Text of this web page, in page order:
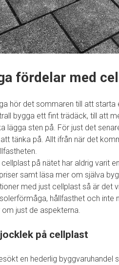
fördelar med
hör det sommaren till att
bygga ett fint trädäck, till att
lägga sten på. För just det
tänka på. Allt ifrån när det
på nätet har aldrig varit
samt läsa mer om själva
med just cellplast så är det
hållfasthet och inte
om just de aspekterna.
på cellplast
en hederlig